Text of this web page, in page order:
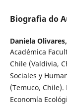
Biografia do
Daniela Olivares,
Académica
Chile (Valdivia,
Sociales y
(Temuco,
Economía